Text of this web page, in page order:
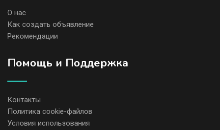
О нас
Как создать объявление
Рекомендации
Помощь и Поддержка
Контакты
Политика cookie-файлов
Условия использования